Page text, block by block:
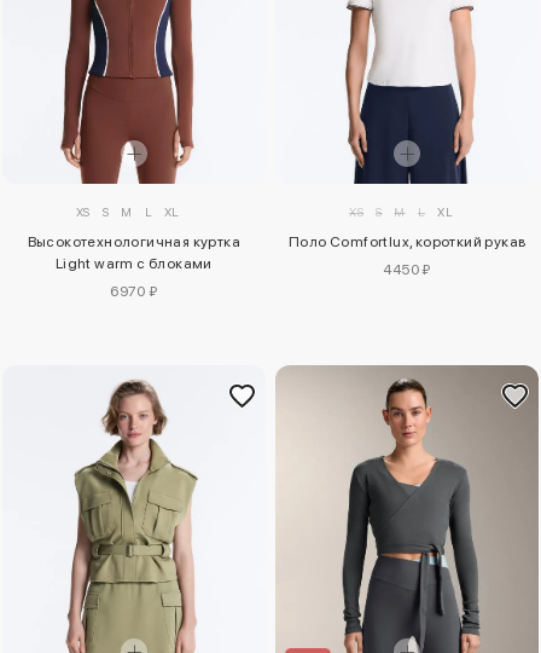
XS S M L XL
Высокотехнологичная куртка
Light warm с блоками
6970 ₽
XS S M L XL
Поло Comfortlux, короткий рукав
4450 ₽